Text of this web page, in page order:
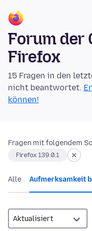
Forum der
Firefox
15 Fragen in den
nicht beantwortet.
können!
Fragen mit folgendem
Firefox 139.0.1
Alle Aufmerksamkeit